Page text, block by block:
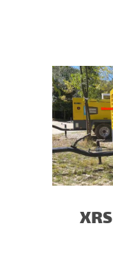
کمپرسور اسکرو دیزلی XRS